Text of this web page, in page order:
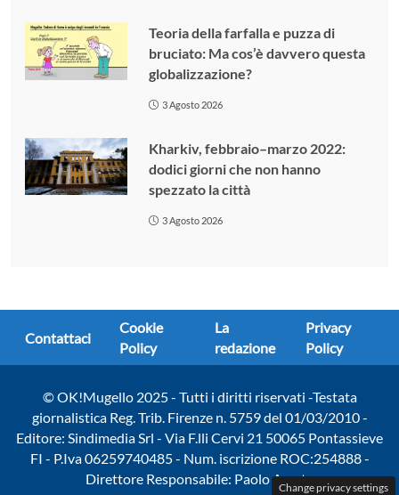
Teoria della farfalla e puzza di
bruciato: Ma cos’è davvero questa
globalizzazione?
3 Agosto 2026
Kharkiv, febbraio–marzo 2022:
dodici giorni che non hanno
spezzato la città
3 Agosto 2026
Contattaci
Cookie
Policy
La
redazione
Privacy
Policy
© OK!Mugello 2025 - Tutti i diritti riservati -Testata
giornalistica Reg. Trib. Firenze n. 5759 del 01/03/2010 -
Editore: Sindimedia Srl - Via F.lli Cervi 21 50065 Pontassieve
FI - P.Iva 06259740485 - Num. iscrizione ROC:254888 -
Direttore Responsabile: Paolo Amato
Change privacy settings